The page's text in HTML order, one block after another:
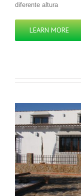
diferente altura
LEARN MORE